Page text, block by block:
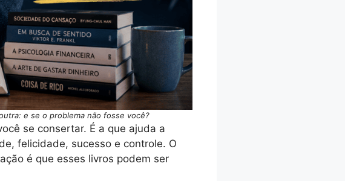
e se o problema não fosse você?
se consertar. É a que ajuda a
felicidade, sucesso e controle. O
é que esses livros podem ser